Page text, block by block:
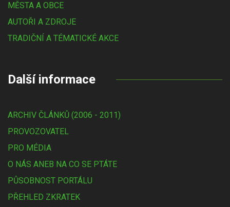
MĚSTA A OBCE
AUTOŘI A ZDROJE
TRADIČNÍ A TÉMATICKÉ AKCE
Další informace
ARCHIV ČLÁNKŮ (2006 - 2011)
PROVOZOVATEL
PRO MÉDIA
O NÁS ANEB NA CO SE PTÁTE
PŮSOBNOST PORTÁLU
PŘEHLED ZKRATEK